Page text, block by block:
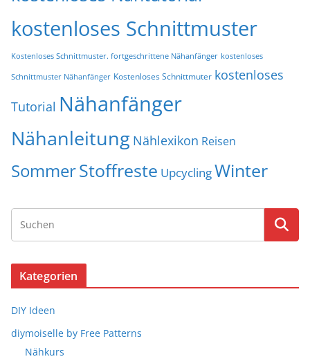
kostenloses Schnittmuster
Kostenloses Schnittmuster. fortgeschrittene Nähanfänger kostenloses
Schnittmuster Nähanfänger Kostenloses Schnittmuter kostenloses
Tutorial Nähanfänger
Nähanleitung Nählexikon Reisen
SommerStoffreste UpcyclingWinter
Kategorien
DIY Ideen
diymoiselle by Free Patterns
Nähkurs